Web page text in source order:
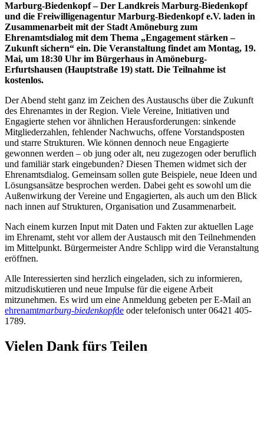
Marburg-Biedenkopf –Der Landkreis Marburg-Biedenkopf
und die Freiwilligenagentur Marburg-Biedenkopf e.V. laden in
Zusammenarbeit mit der Stadt Amöneburg zum
Ehrenamtsdialog mit dem Thema „Engagement stärken –
Zukunft sichern“ ein. Die Veranstaltung findet am Montag, 19.
Mai, um 18:30 Uhr im Bürgerhaus in Amöneburg-
Erfurtshausen (Hauptstraße 19) statt. Die Teilnahme ist
kostenlos.
Der Abend steht ganz im Zeichen des Austauschs über die Zukunft
des Ehrenamtes in der Region. Viele Vereine, Initiativen und
Engagierte stehen vor ähnlichen Herausforderungen: sinkende
Mitgliederzahlen, fehlender Nachwuchs, offene Vorstandsposten
und starre Strukturen. Wie können dennoch neue Engagierte
gewonnen werden – ob jung oder alt, neu zugezogen oder beruflich
und familiär stark eingebunden? Diesen Themen widmet sich der
Ehrenamtsdialog. Gemeinsam sollen gute Beispiele, neue Ideen und
Lösungsansätze besprochen werden. Dabei geht es sowohl um die
Außenwirkung der Vereine und Engagierten, als auch um den Blick
nach innen auf Strukturen, Organisation und Zusammenarbeit.
Nach einem kurzen Input mit Daten und Fakten zur aktuellen Lage
im Ehrenamt, steht vor allem der Austausch mit den Teilnehmenden
im Mittelpunkt. Bürgermeister Andre Schlipp wird die Veranstaltung
eröffnen.
Alle Interessierten sind herzlich eingeladen, sich zu informieren,
mitzudiskutieren und neue Impulse für die eigene Arbeit
mitzunehmen. Es wird um eine Anmeldung gebeten per E-Mail an
ehrenamtmarburg-biedenkopfde oder telefonisch unter 06421 405-
1789.
Vielen Dank fürs Teilen